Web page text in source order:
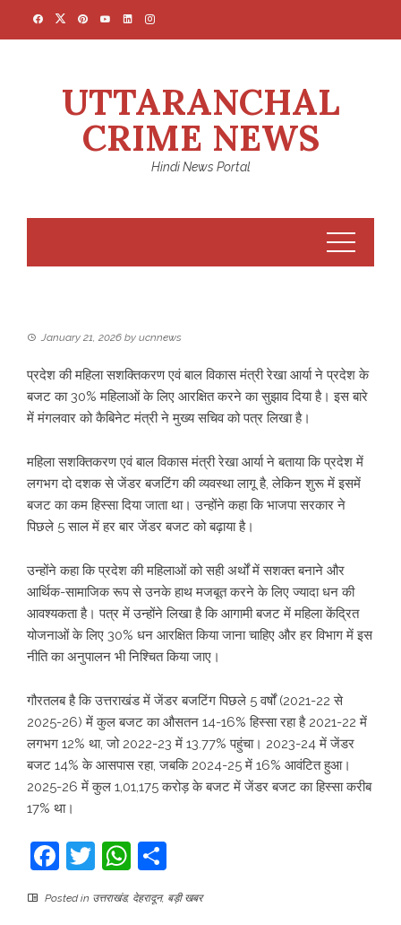
UTTARANCHAL
CRIME NEWS
Hindi News Portal
January 21, 2026 by ucnnews
प्रदेश की महिला सशक्तिकरण एवं बाल विकास मंत्री रेखा आर्या ने प्रदेश के
बजट का 30% महिलाओं के लिए आरक्षित करने का सुझाव दिया है। इस बारे
में मंगलवार को कैबिनेट मंत्री ने मुख्य सचिव को पत्र लिखा है।
महिला सशक्तिकरण एवं बाल विकास मंत्री रेखा आर्या ने बताया कि प्रदेश में
लगभग दो दशक से जेंडर बजटिंग की व्यवस्था लागू है, लेकिन शुरू में इसमें
बजट का कम हिस्सा दिया जाता था। उन्होंने कहा कि भाजपा सरकार ने
पिछले 5 साल में हर बार जेंडर बजट को बढ़ाया है।
उन्होंने कहा कि प्रदेश की महिलाओं को सही अर्थों में सशक्त बनाने और
आर्थिक-सामाजिक रूप से उनके हाथ मजबूत करने के लिए ज्यादा धन की
आवश्यकता है। पत्र में उन्होंने लिखा है कि आगामी बजट में महिला केंद्रित
योजनाओं के लिए 30% धन आरक्षित किया जाना चाहिए और हर विभाग में इस
नीति का अनुपालन भी निश्चित किया जाए।
गौरतलब है कि उत्तराखंड में जेंडर बजटिंग पिछले 5 वर्षों (2021-22 से
2025-26) में कुल बजट का औसतन 14-16% हिस्सा रहा है 2021-22 में
लगभग 12% था, जो 2022-23 में 13.77% पहुंचा। 2023-24 में जेंडर
बजट 14% के आसपास रहा, जबकि 2024-25 में 16% आवंटित हुआ।
2025-26 में कुल 1,01,175 करोड़ के बजट में जेंडर बजट का हिस्सा करीब
17% था।
Facebook
TwitterWhatsApp
Posted in उत्तराखंड, देहरादून, बड़ी खबर